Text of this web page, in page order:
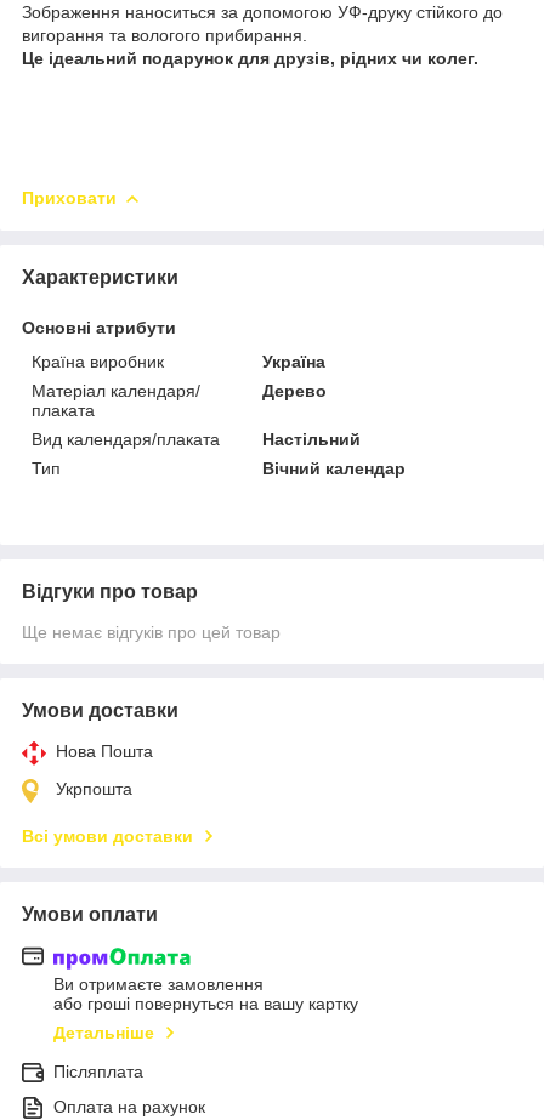
Зображення наноситься за допомогою УФ-друку стійкого до
вигорання та вологого прибирання.
Це ідеальний подарунок для друзів, рідних чи колег.
Приховати
Характеристики
Основні атрибути
Країна виробник
Україна
Матеріал календаря/
плаката
Дерево
Вид календаря/плаката
Настільний
Тип
Вічний календар
Відгуки про товар
Ще немає відгуків про цей товар
Умови доставки
Нова Пошта
Укрпошта
Всі умови доставки
Умови оплати
Ви отримаєте замовлення
або гроші повернуться на вашу картку
Детальніше
Післяплата
Оплата на рахунок